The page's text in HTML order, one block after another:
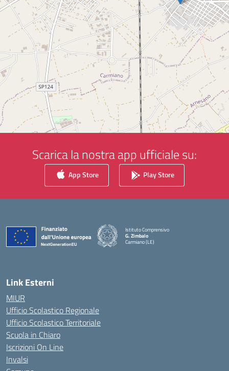
Scarica la nostra app ufficiale su:
App Store Play Store
Istituto Comprensivo
G. Zimbalo
Carmiano (LE)
Link Esterni
MIUR
Ufficio Scolastico Regionale
Ufficio Scolastico Territoriale
Scuola in Chiaro
Iscrizioni On Line
Invalsi